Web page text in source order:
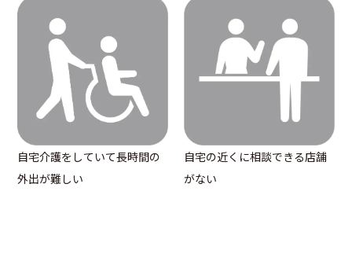
自宅介護をしていて長時間の
外出が難しい
自宅の近くに相談できる店舗
がない